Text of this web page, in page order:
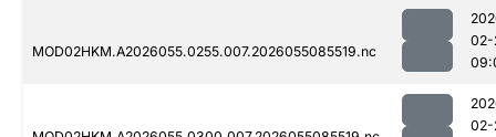
MOD02HKM.A2026055.0255.007.2026055085519.nc
02-
02-